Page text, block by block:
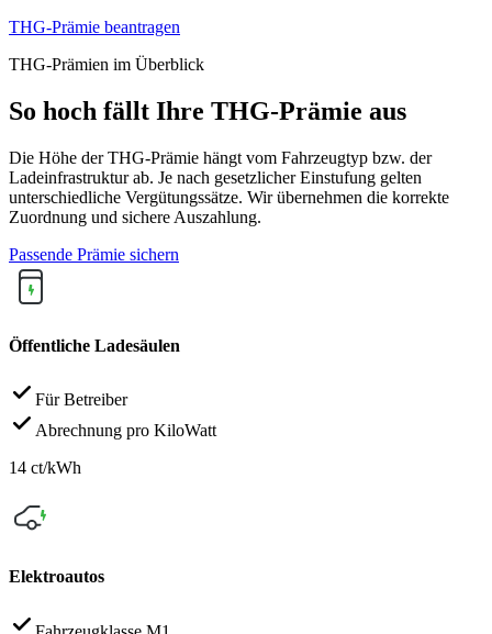
THG-Prämie beantragen
THG-Prämien im Überblick
So hoch fällt Ihre THG-Prämie aus
Die Höhe der THG-Prämie hängt vom Fahrzeugtyp bzw. der
Ladeinfrastruktur ab. Je nach gesetzlicher Einstufung gelten
unterschiedliche Vergütungssätze. Wir übernehmen die korrekte
Zuordnung und sichere Auszahlung.
Passende Prämie sichern
Öffentliche Ladesäulen
Für Betreiber
Abrechnung pro KiloWatt
14 ct/kWh
Elektroautos